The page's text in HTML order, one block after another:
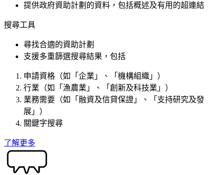
提供政府資助計劃的資料，包括概述及有用的超連結
搜尋工具
尋找合適的資助計劃
支援多重篩選搜尋結果，包括
申請資格（如「企業」、「機構組織」）
行業（如「漁農業」、「創新及科技業」）
業務需要（如「融資及信貸保證」、「支持研究及發
展」）
關鍵字搜尋
了解更多